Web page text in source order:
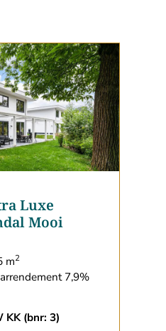
Luxe
Mooi
m2
7,9%
KK (bnr: 3)